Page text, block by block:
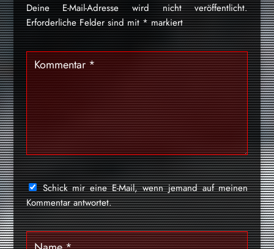
Deine E-Mail-Adresse wird nicht veröffentlicht.
Erforderliche Felder sind mit*markiert
Schick mir eine E-Mail, wenn jemand auf meinen
Kommentar antwortet.